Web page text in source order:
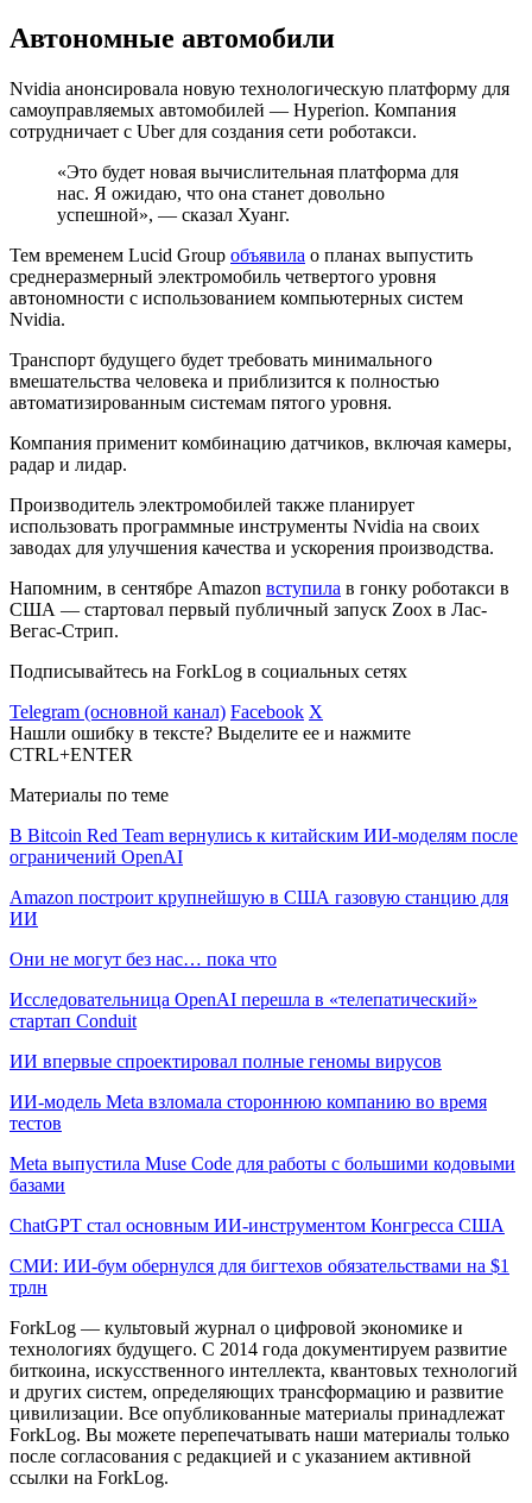
Автономные автомобили
Nvidia анонсировала новую технологическую платформу для
самоуправляемых автомобилей — Hyperion. Компания
сотрудничает с Uber для создания сети роботакси.
«Это будет новая вычислительная платформа для
нас. Я ожидаю, что она станет довольно
успешной», — сказал Хуанг.
Тем временем Lucid Group объявила о планах выпустить
среднеразмерный электромобиль четвертого уровня
автономности с использованием компьютерных систем
Nvidia.
Транспорт будущего будет требовать минимального
вмешательства человека и приблизится к полностью
автоматизированным системам пятого уровня.
Компания применит комбинацию датчиков, включая камеры,
радар и лидар.
Производитель электромобилей также планирует
использовать программные инструменты Nvidia на своих
заводах для улучшения качества и ускорения производства.
Напомним, в сентябре Amazon вступила в гонку роботакси в
США — стартовал первый публичный запуск Zoox в Лас-
Вегас-Стрип.
Подписывайтесь на ForkLog в социальных сетях
Telegram (основной канал) Facebook X
Нашли ошибку в тексте? Выделите ее и нажмите
CTRL+ENTER
Материалы по теме
В Bitcoin Red Team вернулись к китайским ИИ-моделям после
ограничений OpenAI
Amazon построит крупнейшую в США газовую станцию для
ИИ
Они не могут без нас… пока что
Исследовательница OpenAI перешла в «телепатический»
стартап Conduit
ИИ впервые спроектировал полные геномы вирусов
ИИ-модель Meta взломала стороннюю компанию во время
тестов
Meta выпустила Muse Code для работы с большими кодовыми
базами
ChatGPT стал основным ИИ-инструментом Конгресса США
СМИ: ИИ-бум обернулся для бигтехов обязательствами на $1
трлн
ForkLog — культовый журнал о цифровой экономике и
технологиях будущего. С 2014 года документируем развитие
биткоина, искусственного интеллекта, квантовых технологий
и других систем, определяющих трансформацию и развитие
цивилизации. Все опубликованные материалы принадлежат
ForkLog. Вы можете перепечатывать наши материалы только
после согласования с редакцией и с указанием активной
ссылки на ForkLog.